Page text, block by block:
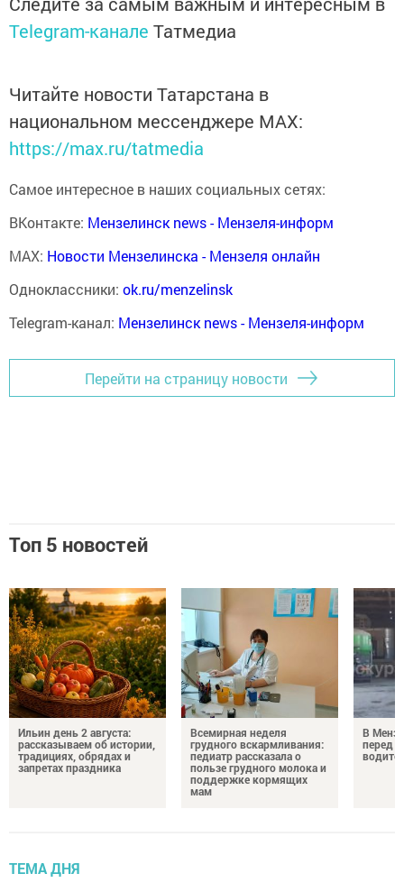
Telegram-канале Татмедиа
Читайте новости Татарстана в
национальном мессенджере MАХ:
https://max.ru/tatmedia
Самое интересное в наших социальных сетях:
ВКонтакте: Мензелинск news - Мензеля-информ
MAX: Новости Мензелинска - Мензеля онлайн
Одноклассники: ok.ru/menzelinsk
Telegram-канал: Мензелинск news - Мензеля-информ
Перейти на страницу новости
Топ 5 новостей
Ильин день 2 августа:
рассказываем об истории,
традициях, обрядах и
запретах праздника
Всемирная неделя
грудного вскармливания:
педиатр рассказала о
пользе грудного молока и
поддержке кормящих
мам
В
перед
ТЕМА ДНЯ